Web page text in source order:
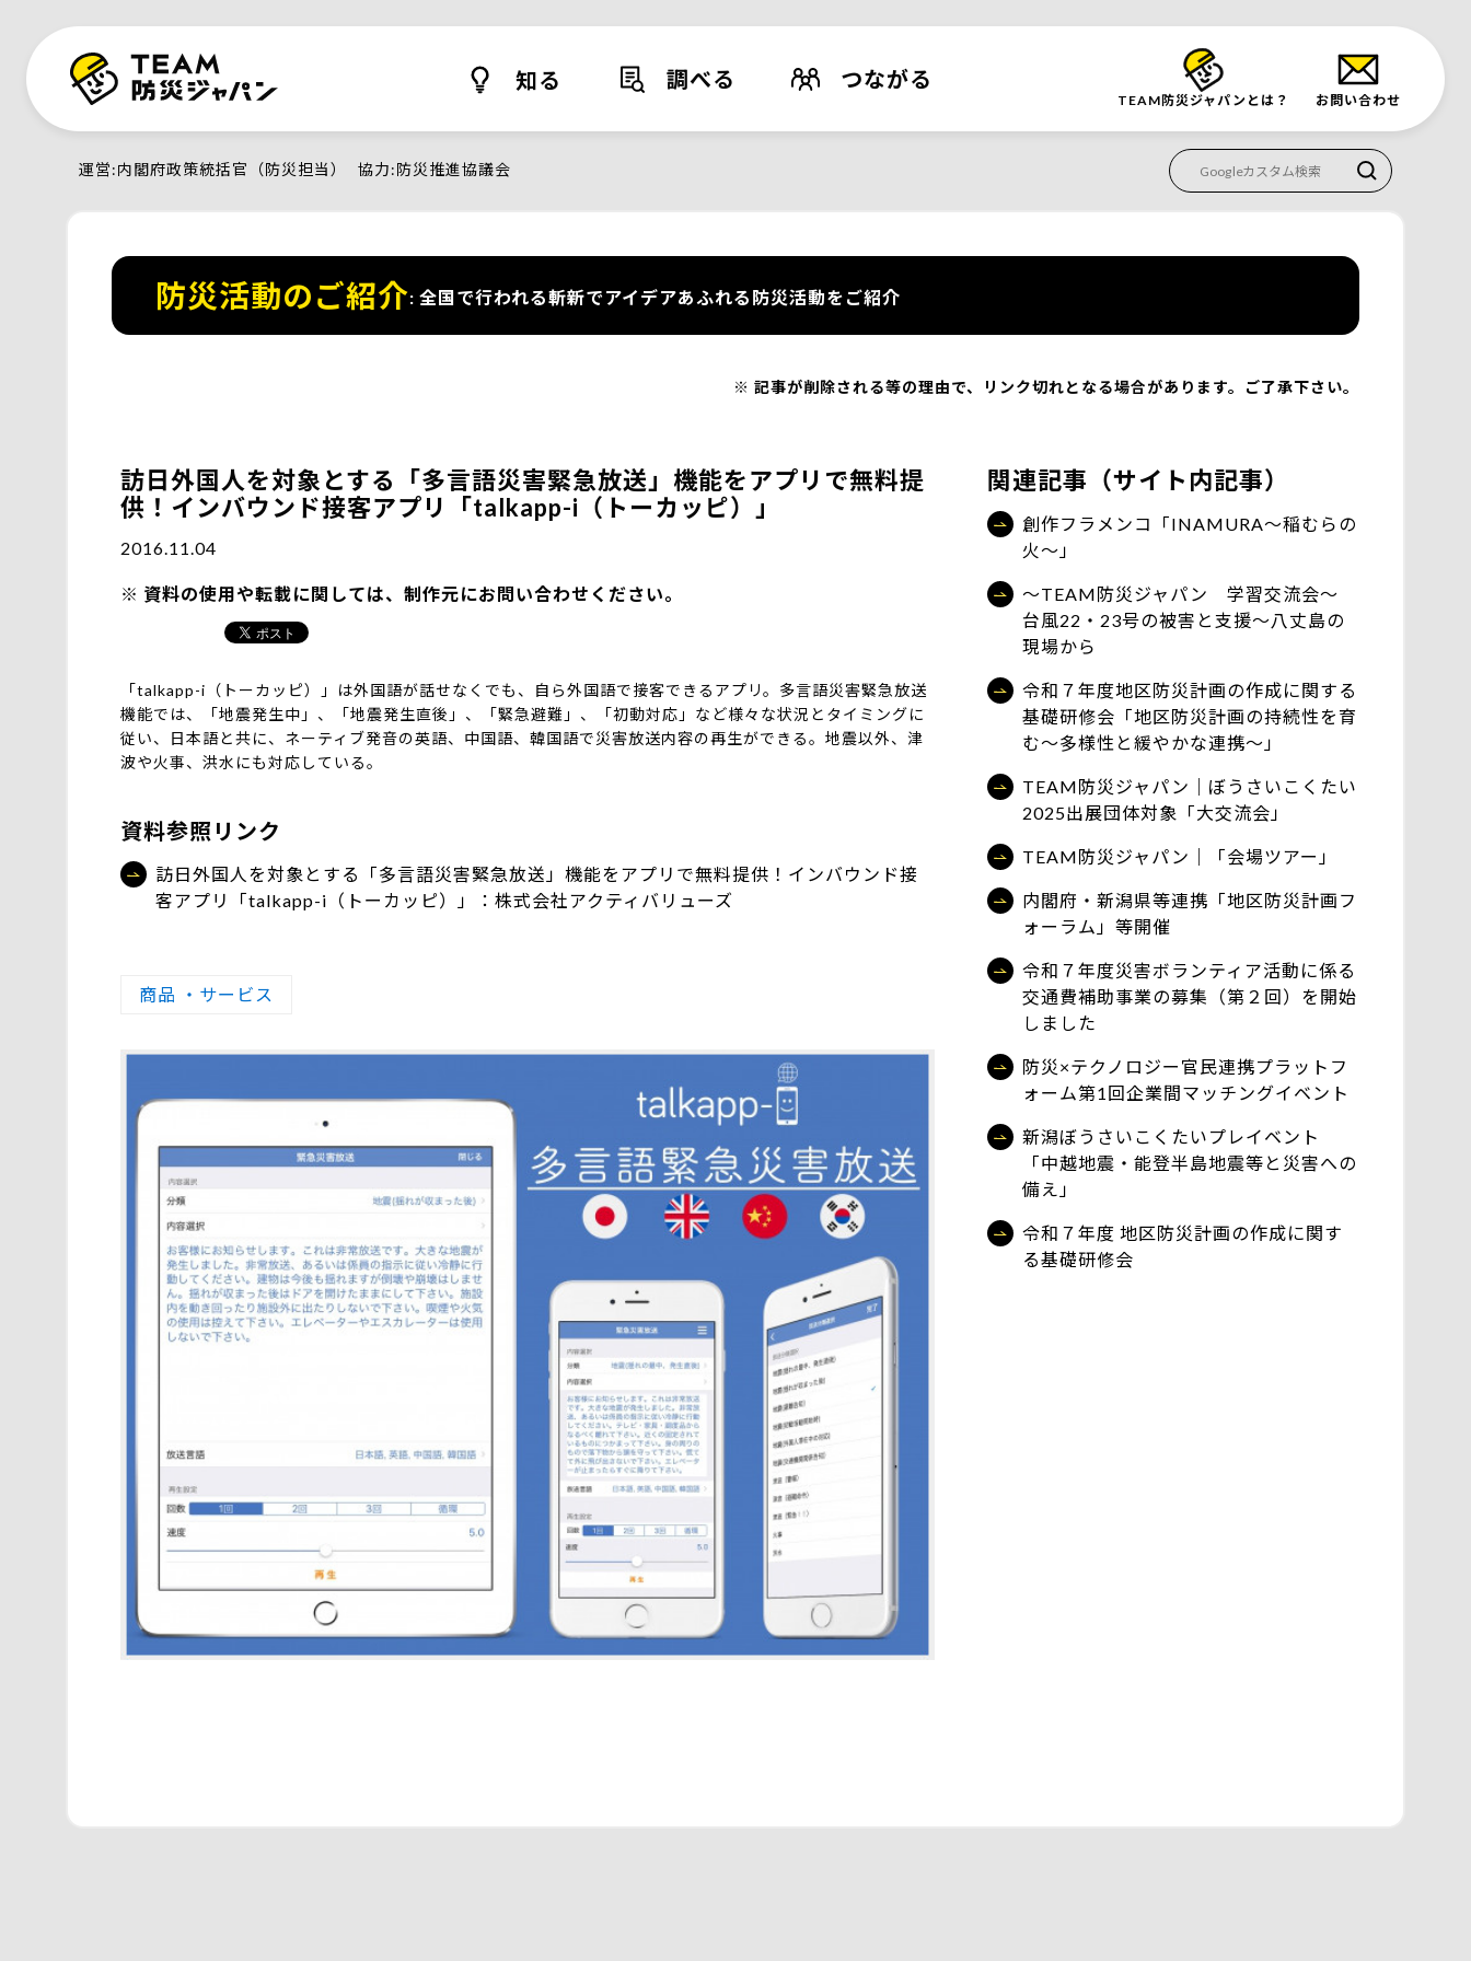
知る 調べる つながる
TEAM防災ジャパンとは？ お問い合わせ
運営 内閣府政策統括官（防災担当） 協力 防災推進協議会
防災活動のご紹介 全国で行われる斬新でアイデアあふれる防災活動をご紹介
記事が削除される等の理由で、リンク切れとなる場合があります。ご了承下さい。
訪日外国人を対象とする「多言語災害緊急放送」機能をアプリで無料提
供！インバウンド接客アプリ「talkapp-i（トーカッピ）」
2016.11.04
資料の使用や転載に関しては、制作元にお問い合わせください。
「talkapp-i（トーカッピ）」は外国語が話せなくでも、自ら外国語で接客できるアプリ。多言語災害緊急放送
機能では、「地震発生中」、「地震発生直後」、「緊急避難」、「初動対応」など様々な状況とタイミングに
従い、日本語と共に、ネーティブ発音の英語、中国語、韓国語で災害放送内容の再生ができる。地震以外、津
波や火事、洪水にも対応している。
資料参照リンク
訪日外国人を対象とする「多言語災害緊急放送」機能をアプリで無料提供！インバウンド接
客アプリ「talkapp-i（トーカッピ）」：株式会社アクティバリューズ
商品 ・サービス
関連記事（サイト内記事）
創作フラメンコ「INAMURA～稲むらの
火～」
～TEAM防災ジャパン 学習交流会～
台風22・23号の被害と支援～八丈島の
現場から
令和７年度地区防災計画の作成に関する
基礎研修会「地区防災計画の持続性を育
む～多様性と緩やかな連携～」
TEAM防災ジャパン｜ぼうさいこくたい
2025出展団体対象「大交流会」
TEAM防災ジャパン｜「会場ツアー」
内閣府・新潟県等連携「地区防災計画フ
ォーラム」等開催
令和７年度災害ボランティア活動に係る
交通費補助事業の募集（第２回）を開始
しました
防災×テクノロジー官民連携プラットフ
ォーム第1回企業間マッチングイベント
新潟ぼうさいこくたいプレイベント
「中越地震・能登半島地震等と災害への
備え」
令和７年度 地区防災計画の作成に関す
る基礎研修会